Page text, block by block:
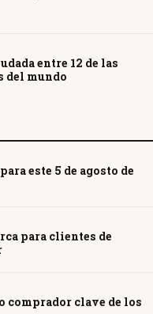
entre 12 de las
del mundo
este 5 de agosto de
para clientes de
comprador clave de los